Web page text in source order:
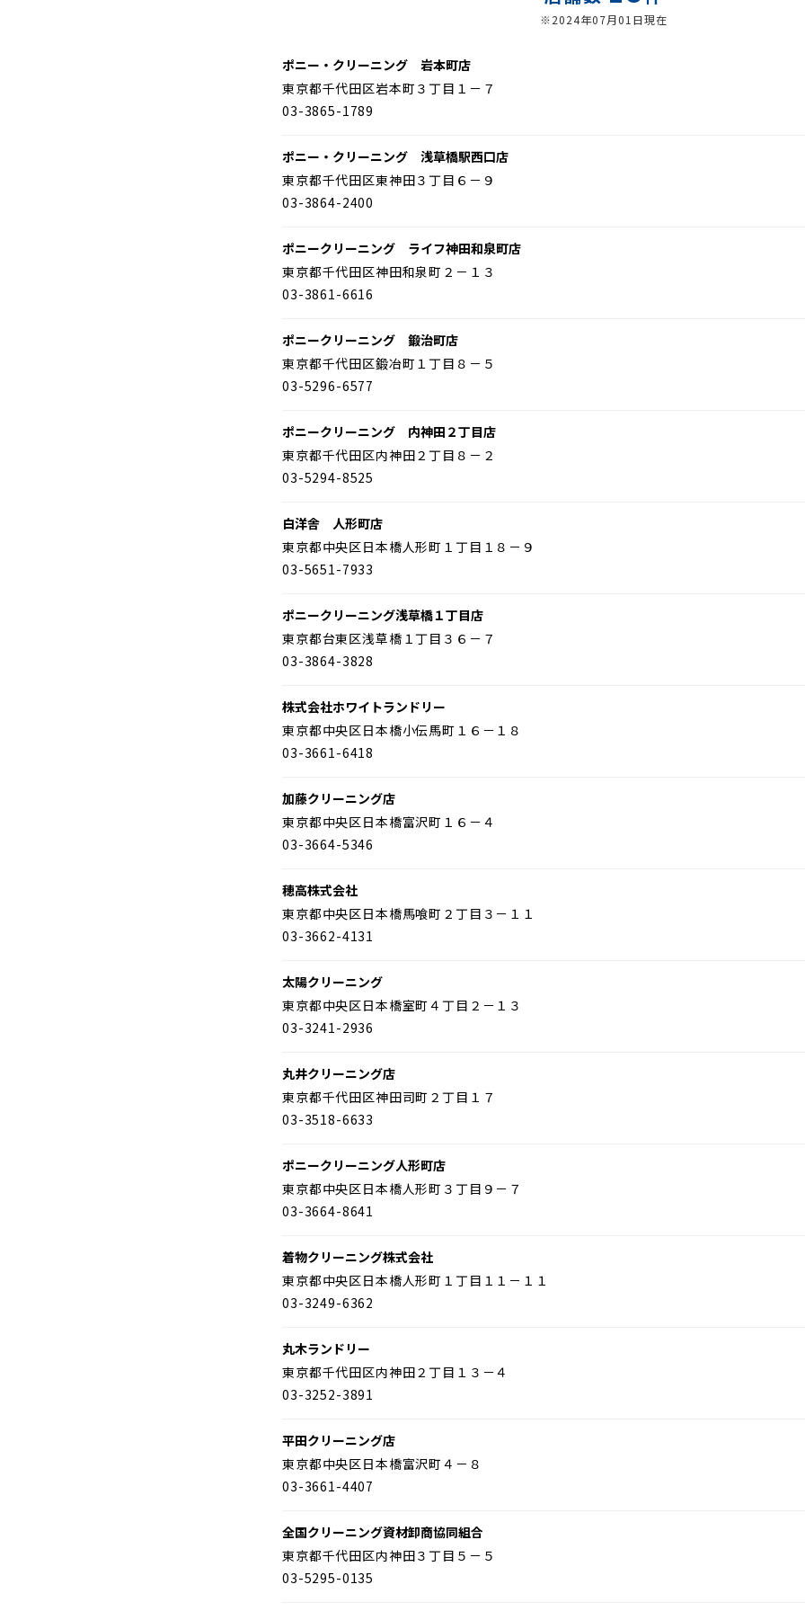
※2024年07月01日現在
ポニー・クリーニング 岩本町店
東京都千代田区岩本町３丁目１－７
03-3865-1789
ポニー・クリーニング 浅草橋駅西口店
東京都千代田区東神田３丁目６－９
03-3864-2400
ポニークリーニング ライフ神田和泉町店
東京都千代田区神田和泉町２－１３
03-3861-6616
ポニークリーニング 鍛治町店
東京都千代田区鍛冶町１丁目８－５
03-5296-6577
ポニークリーニング 内神田２丁目店
東京都千代田区内神田２丁目８－２
03-5294-8525
白洋舎 人形町店
東京都中央区日本橋人形町１丁目１８－９
03-5651-7933
ポニークリーニング浅草橋１丁目店
東京都台東区浅草橋１丁目３６－７
03-3864-3828
株式会社ホワイトランドリー
東京都中央区日本橋小伝馬町１６－１８
03-3661-6418
加藤クリーニング店
東京都中央区日本橋富沢町１６－４
03-3664-5346
穂高株式会社
東京都中央区日本橋馬喰町２丁目３－１１
03-3662-4131
太陽クリーニング
東京都中央区日本橋室町４丁目２－１３
03-3241-2936
丸井クリーニング店
東京都千代田区神田司町２丁目１７
03-3518-6633
ポニークリーニング人形町店
東京都中央区日本橋人形町３丁目９－７
03-3664-8641
着物クリーニング株式会社
東京都中央区日本橋人形町１丁目１１－１１
03-3249-6362
丸木ランドリー
東京都千代田区内神田２丁目１３－４
03-3252-3891
平田クリーニング店
東京都中央区日本橋富沢町４－８
03-3661-4407
全国クリーニング資材卸商協同組合
東京都千代田区内神田３丁目５－５
03-5295-0135